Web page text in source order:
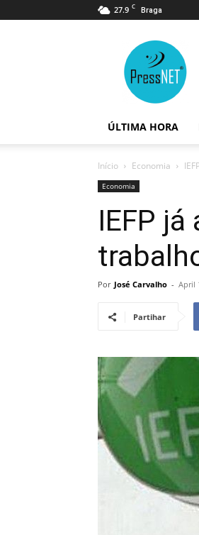
27.9 C Braga
ÚLTIMA HORA
Início Economia
Economia
IEFP
Por José Carvalho - April
Partihar